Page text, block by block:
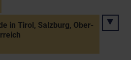
in Tirol, Salzburg, Ober-